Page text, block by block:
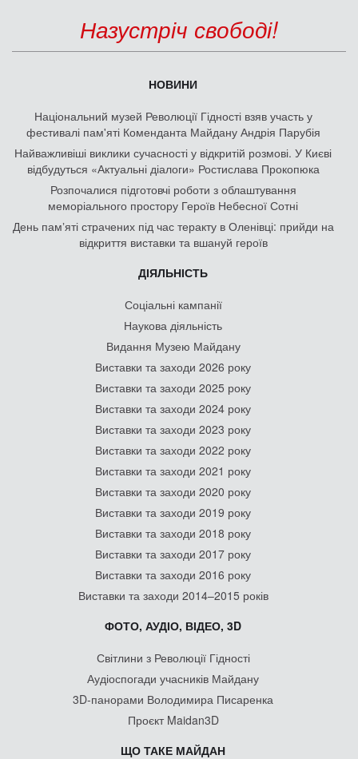
Назустріч свободі!
НОВИНИ
Національний музей Революції Гідності взяв участь у
фестивалі пам'яті Коменданта Майдану Андрія Парубія
Найважливіші виклики сучасності у відкритій розмові. У Києві
відбудуться «Актуальні діалоги» Ростислава Прокопюка
Розпочалися підготовчі роботи з облаштування
меморіального простору Героїв Небесної Сотні
День памʼяті страчених під час теракту в Оленівці: прийди на
відкриття виставки та вшануй героїв
ДІЯЛЬНІСТЬ
Соціальні кампанії
Наукова діяльність
Видання Музею Майдану
Виставки та заходи 2026 року
Виставки та заходи 2025 року
Виставки та заходи 2024 року
Виставки та заходи 2023 року
Виставки та заходи 2022 року
Виставки та заходи 2021 року
Виставки та заходи 2020 року
Виставки та заходи 2019 року
Виставки та заходи 2018 року
Виставки та заходи 2017 року
Виставки та заходи 2016 року
Виставки та заходи 2014–2015 років
ФОТО, АУДІО, ВІДЕО, 3D
Світлини з Революції Гідності
Аудіоспогади учасників Майдану
3D-панорами Володимира Писаренка
Проєкт Maidan3D
ЩО ТАКЕ МАЙДАН